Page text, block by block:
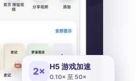
2× H5 游戏加速
0.10× 至 50×